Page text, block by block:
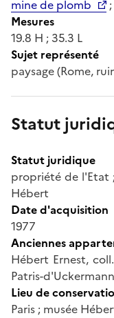
mine de plomb ;
Mesures
19.8 H ; 35.3 L
Sujet représenté
paysage (Rome,
Statut
Statut juridique
propriété de l'Etat
Hébert
Date d'acquisition
1977
Anciennes
Hébert Ernest,
Patris-
Lieu de
Paris ; musée